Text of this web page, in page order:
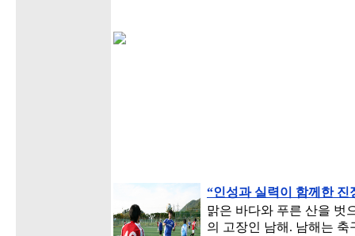
“인성과 실력이 함께한
맑은 바다와 푸른 산을 벗
의 고장인 남해. 남해는